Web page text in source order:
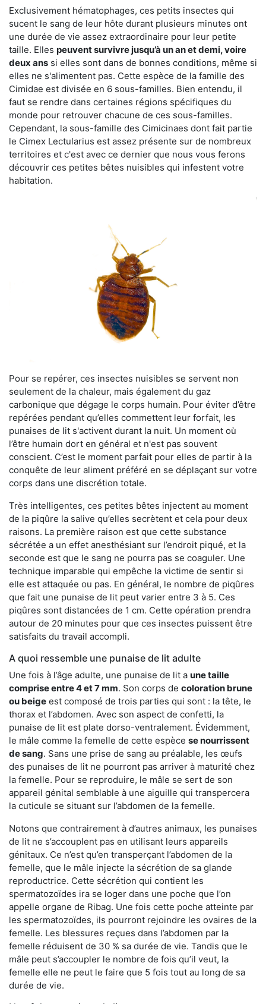
Exclusivement hématophages, ces petits insectes qui
sucent le sang de leur hôte durant plusieurs minutes ont
une durée de vie assez extraordinaire pour leur petite
taille. Elles peuvent survivre jusqu’à un an et demi, voire
deux ans si elles sont dans de bonnes conditions, même si
elles ne s'alimentent pas. Cette espèce de la famille des
Cimidae est divisée en 6 sous-familles. Bien entendu, il
faut se rendre dans certaines régions spécifiques du
monde pour retrouver chacune de ces sous-familles.
Cependant, la sous-famille des Cimicinaes dont fait partie
le Cimex Lectularius est assez présente sur de nombreux
territoires et c'est avec ce dernier que nous vous ferons
découvrir ces petites bêtes nuisibles qui infestent votre
habitation.
Pour se repérer, ces insectes nuisibles se servent non
seulement de la chaleur, mais également du gaz
carbonique que dégage le corps humain. Pour éviter d’être
repérées pendant qu’elles commettent leur forfait, les
punaises de lit s'activent durant la nuit. Un moment où
l’être humain dort en général et n'est pas souvent
conscient. C’est le moment parfait pour elles de partir à la
conquête de leur aliment préféré en se déplaçant sur votre
corps dans une discrétion totale.
Très intelligentes, ces petites bêtes injectent au moment
de la piqûre la salive qu’elles secrètent et cela pour deux
raisons. La première raison est que cette substance
sécrétée a un effet anesthésiant sur l’endroit piqué, et la
seconde est que le sang ne pourra pas se coaguler. Une
technique imparable qui empêche la victime de sentir si
elle est attaquée ou pas. En général, le nombre de piqûres
que fait une punaise de lit peut varier entre 3 à 5. Ces
piqûres sont distancées de 1 cm. Cette opération prendra
autour de 20 minutes pour que ces insectes puissent être
satisfaits du travail accompli.
A quoi ressemble une punaise de lit adulte
Une fois à l’âge adulte, une punaise de lit a une taille
comprise entre 4 et 7 mm. Son corps de coloration brune
ou beige est composé de trois parties qui sont : la tête, le
thorax et l’abdomen. Avec son aspect de confetti, la
punaise de lit est plate dorso-ventralement. Évidemment,
le mâle comme la femelle de cette espèce se nourrissent
de sang. Sans une prise de sang au préalable, les œufs
des punaises de lit ne pourront pas arriver à maturité chez
la femelle. Pour se reproduire, le mâle se sert de son
appareil génital semblable à une aiguille qui transpercera
la cuticule se situant sur l’abdomen de la femelle.
Notons que contrairement à d’autres animaux, les punaises
de lit ne s’accouplent pas en utilisant leurs appareils
génitaux. Ce n’est qu’en transperçant l’abdomen de la
femelle, que le mâle injecte la sécrétion de sa glande
reproductrice. Cette sécrétion qui contient les
spermatozoïdes ira se loger dans une poche que l’on
appelle organe de Ribag. Une fois cette poche atteinte par
les spermatozoïdes, ils pourront rejoindre les ovaires de la
femelle. Les blessures reçues dans l’abdomen par la
femelle réduisent de 30 % sa durée de vie. Tandis que le
mâle peut s’accoupler le nombre de fois qu’il veut, la
femelle elle ne peut le faire que 5 fois tout au long de sa
durée de vie.